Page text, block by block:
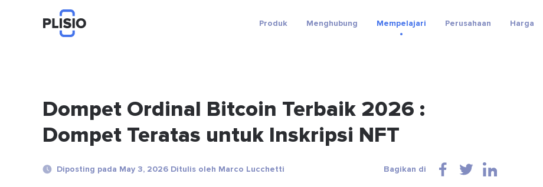
Produk Menghubung Mempelajari Perusahaan Harga
Dompet Ordinal Bitcoin Terbaik 2026 :
Dompet Teratas untuk Inskripsi NFT
Diposting pada May 3, 2026 Ditulis oleh Marco Lucchetti Bagikan di